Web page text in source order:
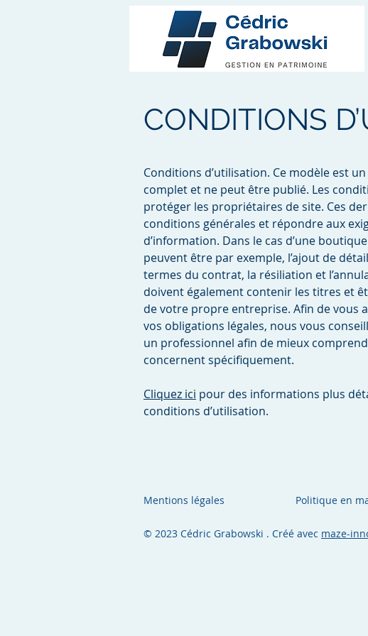
CONDITIONS
Conditions d’utilisation. Ce modèle est
complet et ne peut être publié. Les
protéger les propriétaires de site. Ces
conditions générales et répondre aux
d’information. Dans le cas d’une
peuvent être par exemple, l’ajout de
termes du contrat, la résiliation et
doivent également contenir les titres et
de votre propre entreprise. Afin de vous
vos obligations légales, nous vous
un professionnel afin de mieux
concernent spécifiquement.
Cliquez ici pour des informations plus
conditions d’utilisation.
Mentions légales Politique en
© 2023 Cédric Grabowski . Créé avec maze-